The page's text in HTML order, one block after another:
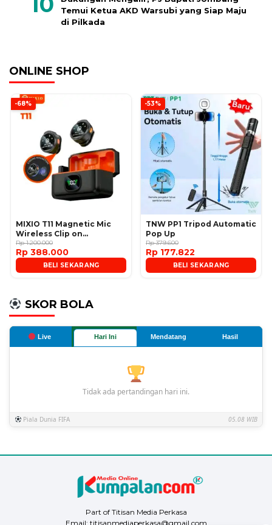
Temui Ketua AKD Warsubi yang Siap Maju
di Pilkada
ONLINE SHOP
-68%
MIXIO T11 Magnetic Mic
Wireless Clip on
Microphone
Rp 1.200.000
Rp 388.000
BELI SEKARANG
-53%
TNW PP1 Tripod Automatic
Pop Up
Rp 379.600
Rp 177.822
BELI SEKARANG
SKOR BOLA
Live Hari Ini Mendatang Hasil
Tidak ada pertandingan hari ini.
Piala Dunia FIFA 05.08 WIB
Part of Titisan Media Perkasa
Email: titisanmediaperkasa@gmail.com